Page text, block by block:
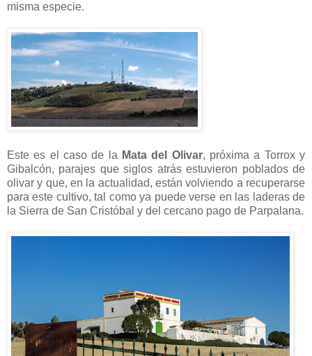
misma especie.
Este es el caso de la Mata del Olivar, próxima a Torrox y
Gibalcón, parajes que siglos atrás estuvieron poblados de
olivar y que, en la actualidad, están volviendo a recuperarse
para este cultivo, tal como ya puede verse en las laderas de
la Sierra de San Cristóbal y del cercano pago de Parpalana.